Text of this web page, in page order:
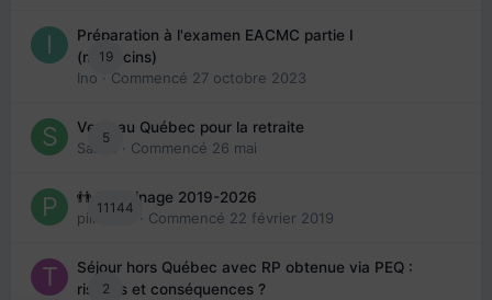
19
Préparation à l'examen EACMC partie I
(médecins)
Ino · Commencé 27 octobre 2023
5
Venir au Québec pour la retraite
Sab74
· Commencé 26 mai
11144
👬 Parrainage 2019-2026
piinoush · Commencé 22 février 2019
2
Séjour hors Québec avec RP obtenue via PEQ :
risques et conséquences ?